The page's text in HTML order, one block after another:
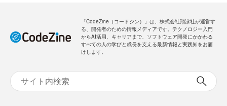
「CodeZine（コードジン）」は、株式会社翔泳社が運営す
る、開発者のための情報メディアです。テクノロジー入門
からAI活用、キャリアまで、ソフトウェア開発にかかわる
すべての人の学びと成長を支える最新情報と実践知をお届
けします。